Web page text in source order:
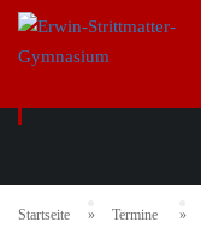
Startseite Termine